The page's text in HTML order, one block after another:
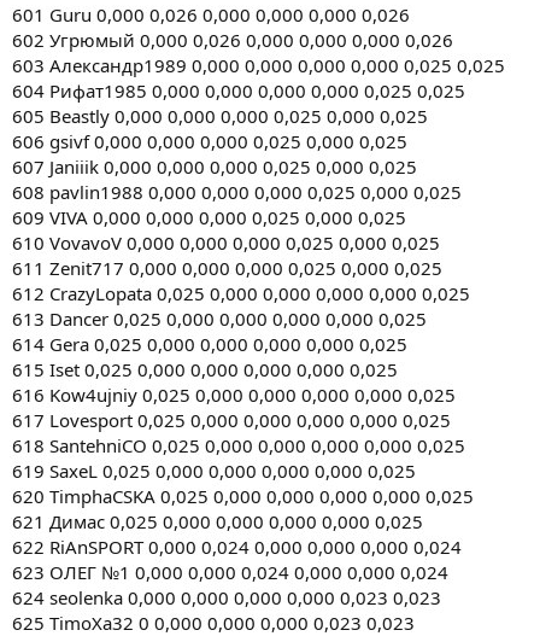
601 Guru 0,000 0,026 0,000 0,000 0,000 0,026
602 Угрюмый 0,000 0,026 0,000 0,000 0,000 0,026
603 Александр1989 0,000 0,000 0,000 0,000 0,025 0,025
604 Рифат1985 0,000 0,000 0,000 0,000 0,025 0,025
605 Beastly 0,000 0,000 0,000 0,025 0,000 0,025
606 gsivf 0,000 0,000 0,000 0,025 0,000 0,025
607 Janiiik 0,000 0,000 0,000 0,025 0,000 0,025
608 pavlin1988 0,000 0,000 0,000 0,025 0,000 0,025
609 VIVA 0,000 0,000 0,000 0,025 0,000 0,025
610 VovavoV 0,000 0,000 0,000 0,025 0,000 0,025
611 Zenit717 0,000 0,000 0,000 0,025 0,000 0,025
612 CrazyLopata 0,025 0,000 0,000 0,000 0,000 0,025
613 Dancer 0,025 0,000 0,000 0,000 0,000 0,025
614 Gera 0,025 0,000 0,000 0,000 0,000 0,025
615 Iset 0,025 0,000 0,000 0,000 0,000 0,025
616 Kow4ujniy 0,025 0,000 0,000 0,000 0,000 0,025
617 Lovesport 0,025 0,000 0,000 0,000 0,000 0,025
618 SantehniCO 0,025 0,000 0,000 0,000 0,000 0,025
619 SaxeL 0,025 0,000 0,000 0,000 0,000 0,025
620 TimphaCSKA 0,025 0,000 0,000 0,000 0,000 0,025
621 Димас 0,025 0,000 0,000 0,000 0,000 0,025
622 RiAnSPORT 0,000 0,024 0,000 0,000 0,000 0,024
623 ОЛЕГ №1 0,000 0,000 0,024 0,000 0,000 0,024
624 seolenka 0,000 0,000 0,000 0,000 0,023 0,023
625 TimoXa32 0 0,000 0,000 0,000 0,023 0,023